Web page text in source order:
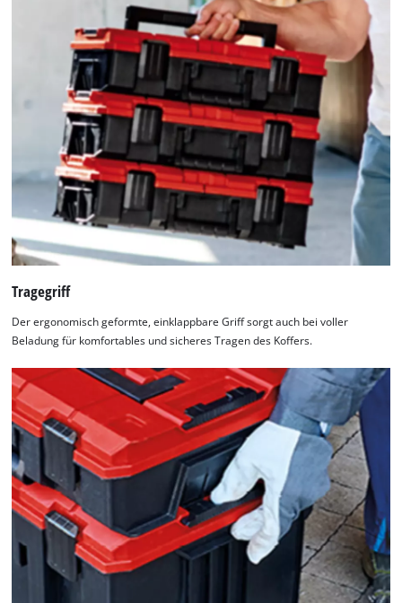
Tragegriff
Der ergonomisch geformte, einklappbare Griff sorgt auch bei voller
Beladung für komfortables und sicheres Tragen des Koffers.